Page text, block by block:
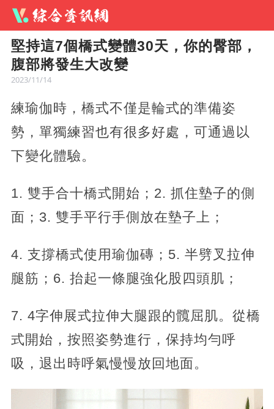
堅持這7個橋式變體30天，你的臀部，
腹部將發生大改變
2023/11/14
練瑜伽時，橋式不僅是輪式的準備姿
勢，單獨練習也有很多好處，可通過以
下變化體驗。
1. 雙手合十橋式開始；2. 抓住墊子的側
面；3. 雙手平行手側放在墊子上；
4. 支撐橋式使用瑜伽磚；5. 半劈叉拉伸
腿筋；6. 抬起一條腿強化股四頭肌；
7. 4字伸展式拉伸大腿跟的髖屈肌。從橋
式開始，按照姿勢進行，保持均勻呼
吸，退出時呼氣慢慢放回地面。